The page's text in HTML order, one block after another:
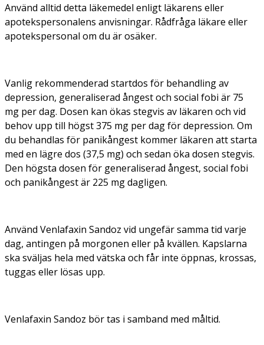
Använd alltid detta läkemedel enligt läkarens eller
apotekspersonalens anvisningar. Rådfråga läkare eller
apotekspersonal om du är osäker.
Vanlig rekommenderad startdos för behandling av
depression, generaliserad ångest och social fobi är 75
mg per dag. Dosen kan ökas stegvis av läkaren och vid
behov upp till högst 375 mg per dag för depression. Om
du behandlas för panikångest kommer läkaren att starta
med en lägre dos (37,5 mg) och sedan öka dosen stegvis.
Den högsta dosen för generaliserad ångest, social fobi
och panikångest är 225 mg dagligen.
Använd Venlafaxin Sandoz vid ungefär samma tid varje
dag, antingen på morgonen eller på kvällen. Kapslarna
ska sväljas hela med vätska och får inte öppnas, krossas,
tuggas eller lösas upp.
Venlafaxin Sandoz bör tas i samband med måltid.